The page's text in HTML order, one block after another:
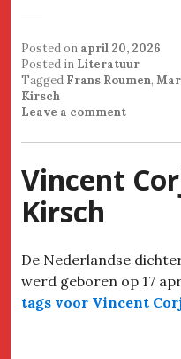
Posted on april 20, 2026
Posted in Literatuur
Tagged Frans Roumen,
Kirsch
Leave a comment
Vincent
Kirsch
De Nederlandse
werd geboren op 17
tags voor Vincent